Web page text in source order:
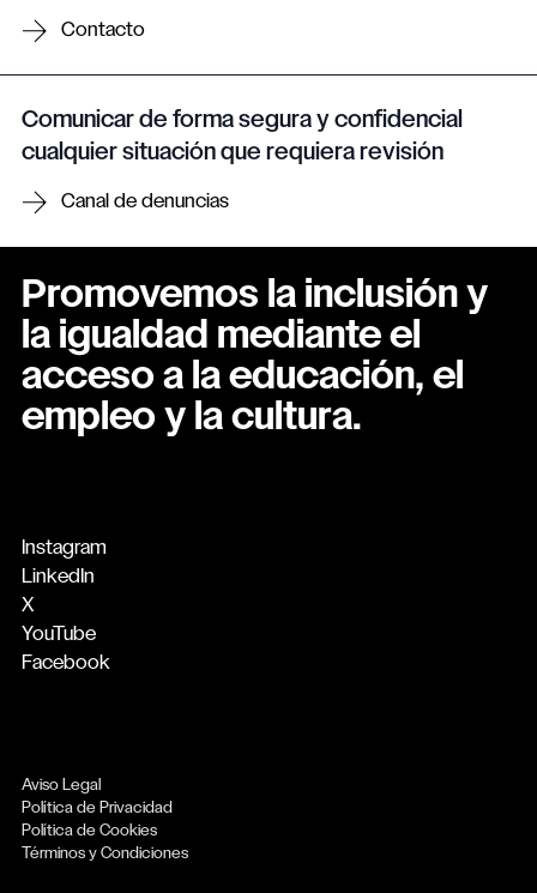
Contacto
Comunicar de forma segura y confidencial
cualquier situación que requiera revisión
Canal de denuncias
Promovemos la inclusión y
la igualdad mediante el
acceso a la educación, el
empleo y la cultura.
Instagram
LinkedIn
X
YouTube
Facebook
Aviso Legal
Política de Privacidad
Política de Cookies
Términos y Condiciones